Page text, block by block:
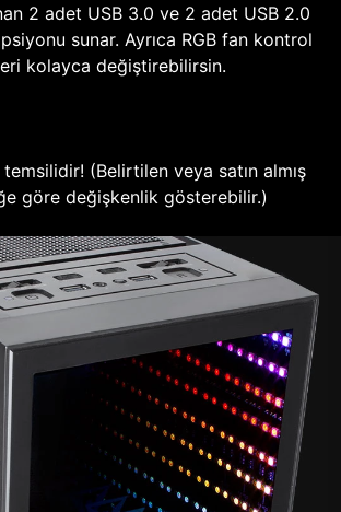
2 adet USB 3.0 ve 2 adet USB 2.0
sunar. Ayrıca RGB fan kontrol
kolayca değiştirebilirsin.
(Belirtilen veya satın almış
göre değişkenlik gösterebilir.)